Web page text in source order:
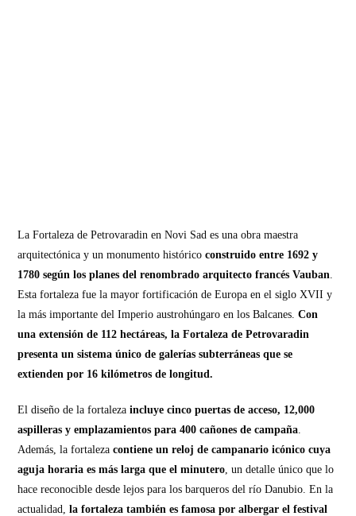
La Fortaleza de Petrovaradin en Novi Sad es una obra maestra
arquitectónica y un monumento históricoconstruido entre 1692 y
1780 según los planes del renombrado arquitecto francés Vauban.
Esta fortaleza fue la mayor fortificación de Europa en el siglo XVII y
la más importante del Imperio austrohúngaro en los Balcanes. Con
una extensión de 112 hectáreas, la Fortaleza de Petrovaradin
presenta un sistema único de galerías subterráneas que se
extienden por 16 kilómetros de longitud.
El diseño de la fortaleza incluye cinco puertas de acceso, 12,000
aspilleras y emplazamientos para 400 cañones de campaña.
Además, la fortalezacontiene un reloj de campanario icónico cuya
aguja horaria es más larga que el minutero, un detalle único que lo
hace reconocible desde lejos para los barqueros del río Danubio. En la
actualidad,la fortaleza también es famosa por albergar el festival